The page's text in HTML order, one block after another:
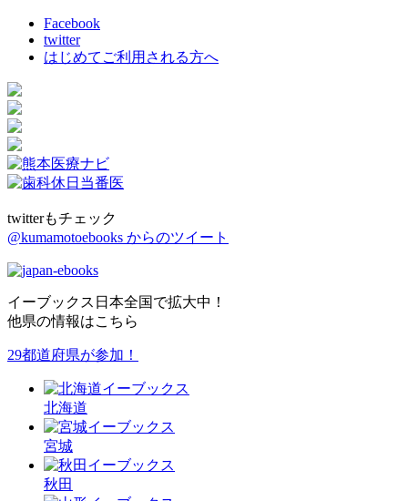
Facebook
twitter
はじめてご利用される方へ
twitterもチェック
@kumamotoebooks からのツイート
イーブックス日本全国で拡大中！
他県の情報はこちら
29都道府県が参加！
北海道
宮城
秋田